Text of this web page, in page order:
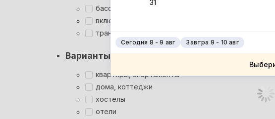
31
Сегодня 8 - 9 авг Завтра 9 - 10 авг
бассейн
включён завтрак
трансфер
Варианты размещения
квартиры, апартаменты
дома, коттеджи
хостелы
отели